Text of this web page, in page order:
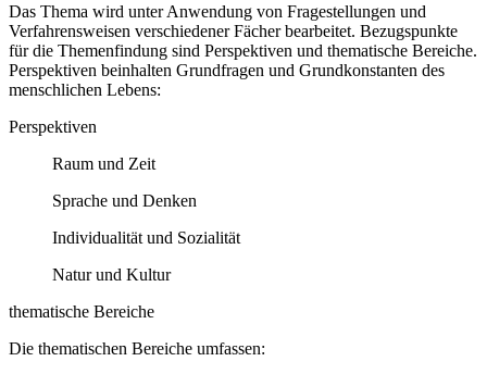
Das Thema wird unter Anwendung von Fragestellungen und
Verfahrensweisen verschiedener Fächer bearbeitet. Bezugspunkte
für die Themenfindung sind Perspektiven und thematische Bereiche.
Perspektiven beinhalten Grundfragen und Grundkonstanten des
menschlichen Lebens:
Perspektiven
Raum und Zeit
Sprache und Denken
Individualität und Sozialität
Natur und Kultur
thematische Bereiche
Die thematischen Bereiche umfassen: